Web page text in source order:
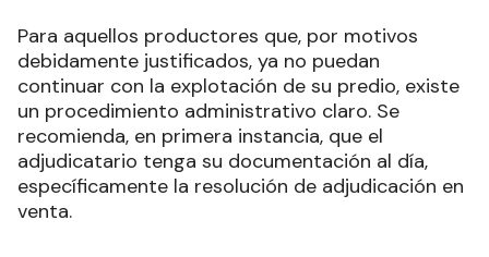
Para aquellos productores que, por motivos
debidamente justificados, ya no puedan
continuar con la explotación de su predio, existe
un procedimiento administrativo claro. Se
recomienda, en primera instancia, que el
adjudicatario tenga su documentación al día,
específicamente la resolución de adjudicación en
venta.